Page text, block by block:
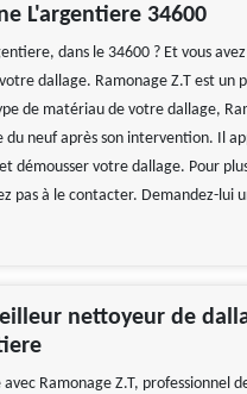
L'argentiere 34600
dans le 34600 ? Et vous
dallage. Ramonage Z.T est un
de matériau de votre dallage,
neuf après son intervention. Il
démousser votre dallage. Pour
pas à le contacter. Demandez-lui
nettoyeur de
Ramonage Z.T, professionnel